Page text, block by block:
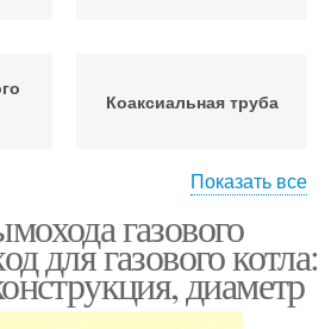
Коаксиальная труба
Показать все
газового
для газового котла:
диаметр